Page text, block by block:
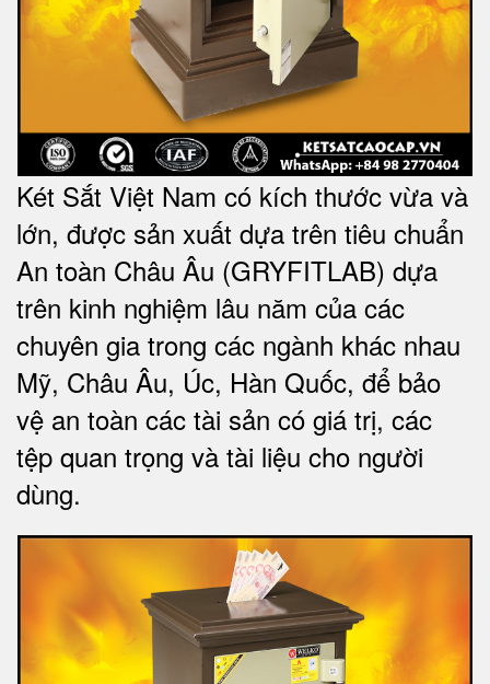
Két Sắt Việt Nam có kích thước vừa và
lớn, được sản xuất dựa trên tiêu chuẩn
An toàn Châu Âu (GRYFITLAB) dựa
trên kinh nghiệm lâu năm của các
chuyên gia trong các ngành khác nhau
Mỹ, Châu Âu, Úc, Hàn Quốc, để bảo
vệ an toàn các tài sản có giá trị, các
tệp quan trọng và tài liệu cho người
dùng.